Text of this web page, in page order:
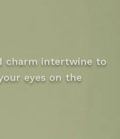
charm intertwine to
eyes on the